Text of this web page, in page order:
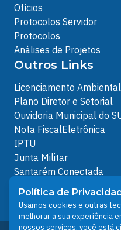
Ofícios
Protocolos Servidor
Protocolos
Análises de Projetos
Outros Links
Licenciamento Ambiental
Plano Diretor e Setorial
Ouvidoria Municipal do
Nota FiscalEletrônica
IPTU
Junta Militar
Santarém Conectada
Política de Privacidade
People illustrations by
Política de
Usamos cookies e outras
melhorar a sua experiência
nossos serviços, você está